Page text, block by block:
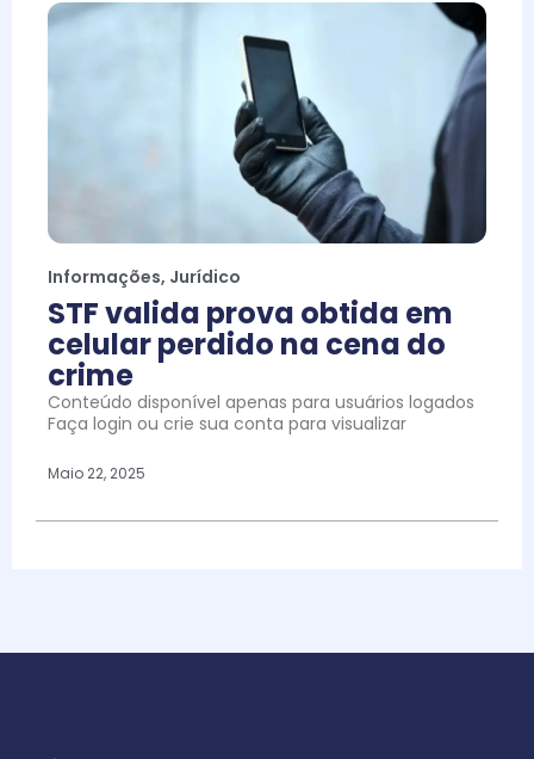
Informações, Jurídico
STF valida prova obtida em
celular perdido na cena do
crime
Conteúdo disponível apenas para usuários logados
Faça login ou crie sua conta para visualizar
Maio 22, 2025